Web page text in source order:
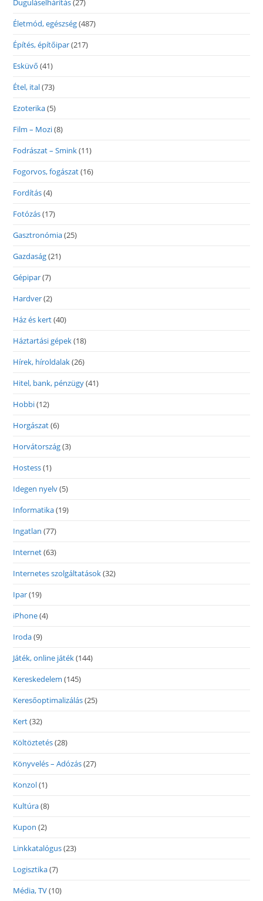
Duguláselhárítás(27)
Életmód, egészség(487)
Építés, építőipar(217)
Esküvő (41)
Étel, ital(73)
Ezoterika(5)
Film – Mozi(8)
Fodrászat – Smink(11)
Fogorvos, fogászat(16)
Fordítás(4)
Fotózás(17)
Gasztronómia(25)
Gazdaság(21)
Gépipar(7)
Hardver(2)
Ház és kert(40)
Háztartási gépek(18)
Hírek, híroldalak(26)
Hitel, bank, pénzügy(41)
Hobbi(12)
Horgászat(6)
Horvátország(3)
Hostess(1)
Idegen nyelv(5)
Informatika(19)
Ingatlan (77)
Internet(63)
Internetes szolgáltatások(32)
Ipar(19)
iPhone(4)
Iroda(9)
Játék, online játék(144)
Kereskedelem (145)
Keresőoptimalizálás(25)
Kert(32)
Költöztetés(28)
Könyvelés – Adózás(27)
Konzol(1)
Kultúra(8)
Kupon (2)
Linkkatalógus(23)
Logisztika(7)
Média, TV(10)